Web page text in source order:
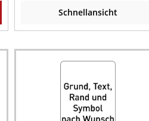
Schnellansicht